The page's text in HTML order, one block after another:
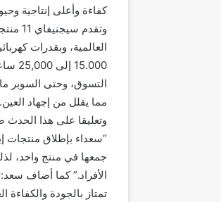
كفاءة وأعلى إنتاجية
التسوق، وحتى السوبر
مما يقلل من إجهاد العين.
وتعليقا على هذا
“سعداء بإطلاق منتجات
جمعها في منتج واحد،
الأفراد.” كما أضاف
تمتاز بالجودة والكفاءة